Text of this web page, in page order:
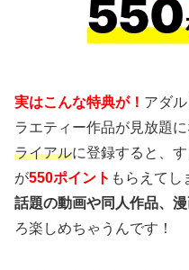
実はこんな特典が！ アダ
ラエティー作品が見放題
ライアルに登録すると、
が550ポイント もらえて
話題の動画や同人作品、
ろ楽しめちゃうんです！